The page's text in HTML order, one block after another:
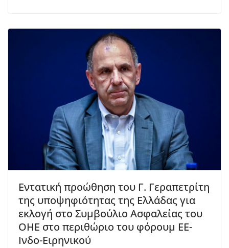
Εντατική προώθηση του Γ. Γεραπετρίτη
της υποψηφιότητας της Ελλάδας για
εκλογή στο Συμβούλιο Ασφαλείας του
ΟΗΕ στο περιθώριο του φόρουμ ΕΕ-
Ινδο-Ειρηνικού